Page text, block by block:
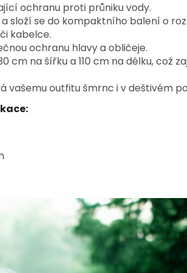
ochranu proti průniku vody.
složí se do kompaktního balení o
kabelce.
ochranu hlavy a obličeje.
cm na šířku a 110 cm na délku, což
vašemu outfitu šmrnc i v deštivém